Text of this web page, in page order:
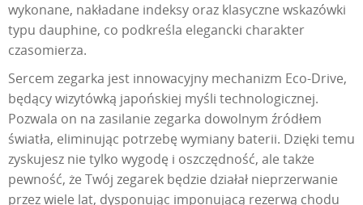
wykonane, nakładane indeksy oraz klasyczne wskazówki
typu dauphine, co podkreśla elegancki charakter
czasomierza.
Sercem zegarka jest innowacyjny mechanizm Eco-Drive,
będący wizytówką japońskiej myśli technologicznej.
Pozwala on na zasilanie zegarka dowolnym źródłem
światła, eliminując potrzebę wymiany baterii. Dzięki temu
zyskujesz nie tylko wygodę i oszczędność, ale także
pewność, że Twój zegarek będzie działał nieprzerwanie
przez wiele lat, dysponując imponującą rezerwą chodu